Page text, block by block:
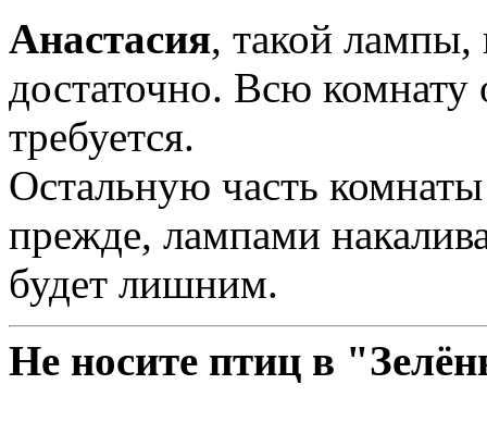
Анастасия, такой лампы,
достаточно. Всю комнату
требуется.
Остальную часть
прежде, лампами
будет лишним.
Не носите птиц в